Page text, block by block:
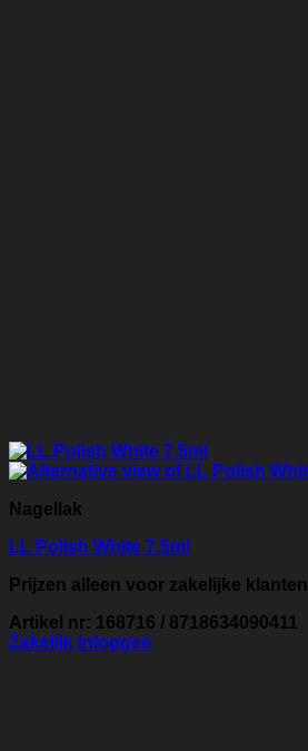
Nagellak
LL Polish White 7.5ml
Prijzen alleen voor zakelijke klanten
Artikel nr: 168716 / 8718634090411
Zakelijk inloggen